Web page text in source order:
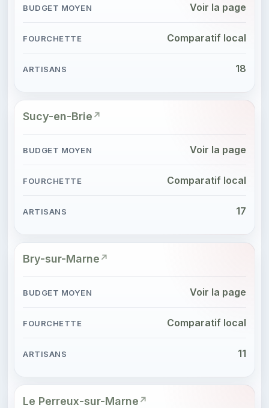
Voir la page
Comparatif local
18
Sucy-en-Brie
Voir la page
Comparatif local
17
Bry-sur-Marne
Voir la page
Comparatif local
11
Le Perreux-sur-Marne